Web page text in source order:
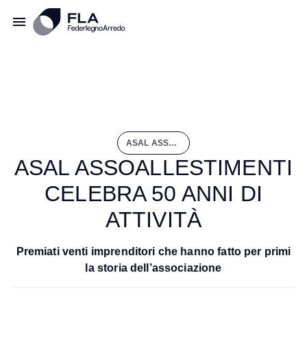
ASAL ASSOALLESTIMENTI CELEBRA 50 ANNI DI ATTIVITÀ
ASAL ASSOALLESTIMENTI
CELEBRA 50 ANNI DI
ATTIVITÀ
Premiati venti imprenditori che hanno fatto per primi
la storia dell’associazione